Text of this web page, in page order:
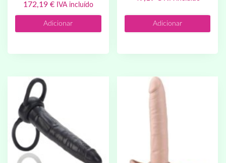
172,19 € IVA incluído
Adicionar Adicionar